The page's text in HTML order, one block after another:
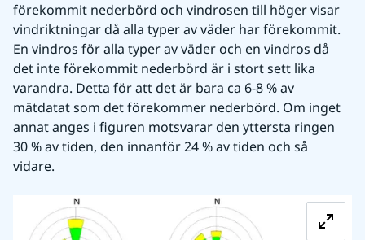
förekommit nederbörd och vindrosen till höger visar
vindriktningar då alla typer av väder har förekommit.
En vindros för alla typer av väder och en vindros då
det inte förekommit nederbörd är i stort sett lika
varandra. Detta för att det är bara ca 6-8 % av
mätdatat som det förekommer nederbörd. Om inget
annat anges i figuren motsvarar den yttersta ringen
30 % av tiden, den innanför 24 % av tiden och så
vidare.